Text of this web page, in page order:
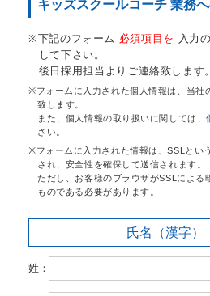
キッズスクールコーチ 業務
下記のフォーム 必須項目を
入力
して下さい。
後日採用担当よりご連絡致します。
フォームに入力された個人情報は、当社
致します。
また、個人情報の取り扱いに関しては、
さい。
フォームに入力された情報は、SSLとい
され、安全性を確保して送信されます。
ただし、お客様のブラウザがSSLによる
ものである必要があります。
氏名（漢字）
姓：